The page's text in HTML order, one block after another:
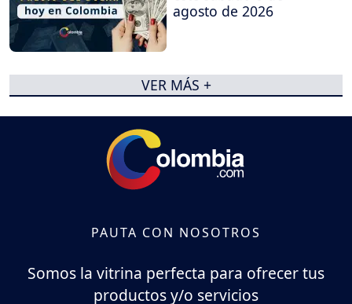
agosto de 2026
VER MÁS +
PAUTA CON NOSOTROS
Somos la vitrina perfecta para ofrecer tus
productos y/o servicios